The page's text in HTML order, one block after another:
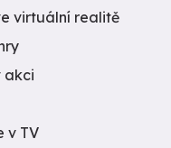
virtuální realitě
akci
v TV